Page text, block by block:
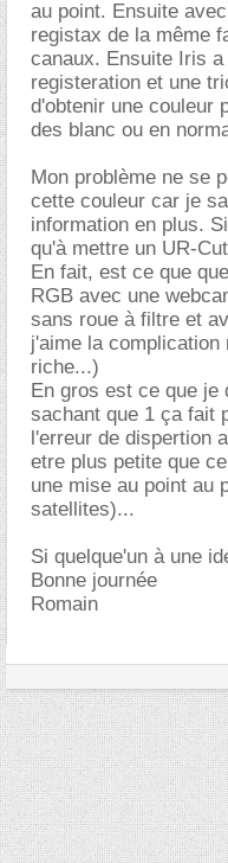
au point. Ensuite
registax de la même
canaux. Ensuite Iris
registeration et une
d'obtenir une couleur
des blanc ou en
Mon problème ne se
cette couleur car je
information en plus.
qu'à mettre un UR-
En fait, est ce que
RGB avec une
sans roue à filtre et
j'aime la
riche...)
En gros est ce que je
sachant que 1 ça fait
l'erreur de dispertion
etre plus petite que
une mise au point au
satellites)...
Si quelque'un à une
Bonne journée
Romain